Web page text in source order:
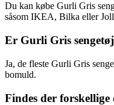
Du kan købe Gurli Gris
såsom IKEA, Bilka eller
Er Gurli Gris
Ja, de fleste Gurli Gris
bomuld.
Findes der forskellige